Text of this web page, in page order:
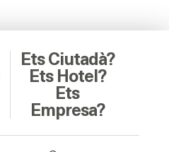
Ets Ciutadà?
Ets Hotel?
Ets
Empresa?